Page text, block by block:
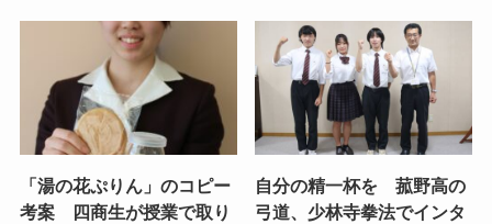
「湯の花ぷりん」のコピー
考案 四商生が授業で取り
自分の精一杯を 菰野高の
弓道、少林寺拳法でインタ